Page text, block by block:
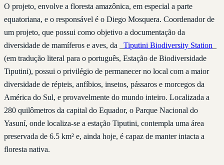
O projeto, envolve a floresta amazônica, em especial a parte
equatoriana, e o responsável é o Diego Mosquera. Coordenador de
um projeto, que possui como objetivo a documentação da
diversidade de mamíferos e aves, da _ Tiputini Biodiversity Station
(em tradução literal para o português, Estação de Biodiversidade
Tiputini), possui o privilégio de permanecer no local com a maior
diversidade de répteis, anfíbios, insetos, pássaros e morcegos da
América do Sul, e provavelmente do mundo inteiro. Localizada a
280 quilômetros da capital do Equador, o Parque Nacional do
Yasuní, onde localiza-se a estação Tiputini, contempla uma área
preservada de 6.5 km² e, ainda hoje, é capaz de manter intacta a
floresta nativa.